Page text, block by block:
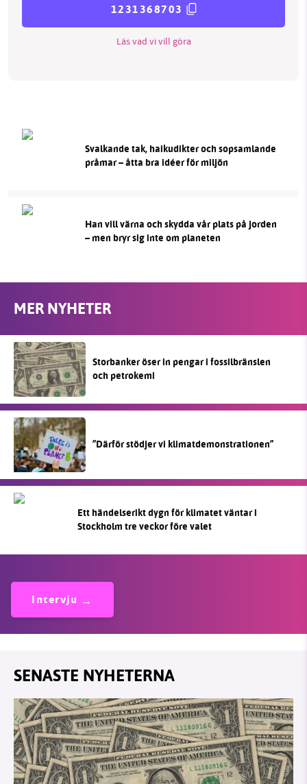
1231368703
Läs vad vi vill göra
Svalkande tak, haikudikter och sopsamlande
pråmar – åtta bra idéer för miljön
Han vill värna och skydda vår plats på jorden
– men bryr sig inte om planeten
MER NYHETER
Storbanker öser in pengar i fossilbränslen
och petrokemi
”Därför stödjer vi klimatdemonstrationen”
Ett händelserikt dygn för klimatet väntar i
Stockholm tre veckor före valet
Intervju
SENASTE NYHETERNA